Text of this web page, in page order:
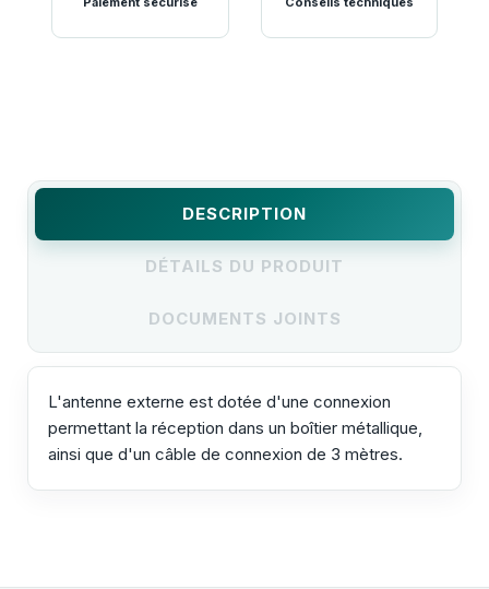
DESCRIPTION
DÉTAILS DU PRODUIT
DOCUMENTS JOINTS
L'antenne externe est dotée d'une connexion
permettant la réception dans un boîtier métallique,
ainsi que d'un câble de connexion de 3 mètres.